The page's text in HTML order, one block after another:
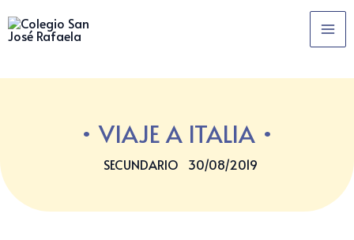
al
VIAJE A ITALIA
SECUNDARIO 30/08/2019